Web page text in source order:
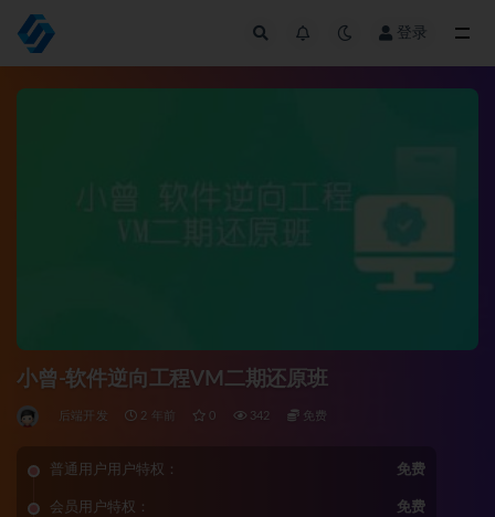
登录
小曾-软件逆向工程VM二期还原班
后端开发 2 年前 0 342 免费
普通用户用户特权： 免费
会员用户特权： 免费